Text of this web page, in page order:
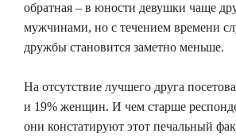
обратная – в юности девушки чаще
мужчинами, но с течением времени
дружбы становится заметно меньше.
На отсутствие лучшего друга
и 19% женщин. И чем старше
они констатируют этот печальный